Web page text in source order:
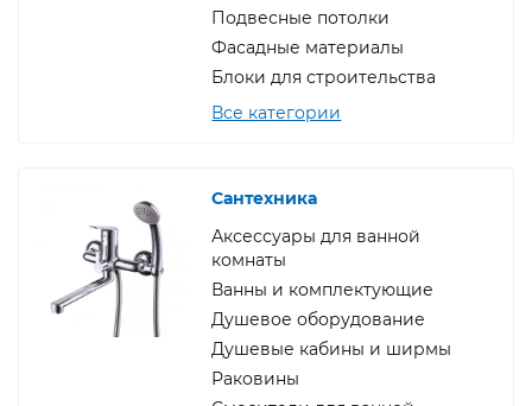
Подвесные потолки
Фасадные материалы
Блоки для строительства
Все категории
Сантехника
Аксессуары для ванной
комнаты
Ванны и комплектующие
Душевое оборудование
Душевые кабины и ширмы
Раковины